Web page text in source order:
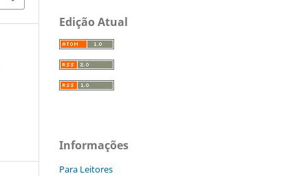
Edição Atual
Informações
Para Leitores